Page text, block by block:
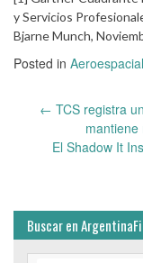
y Servicios
Bjarne Munch,
Posted in
Post← TCS registra
El Shadow It
Buscar en